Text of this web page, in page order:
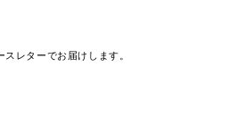
レターでお届けします。